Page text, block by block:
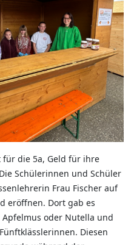
für die 5a, Geld für ihre
Schülerinnen und Schüler
Frau Fischer auf
eröffnen. Dort gab es
Apfelmus oder Nutella und
Diesen